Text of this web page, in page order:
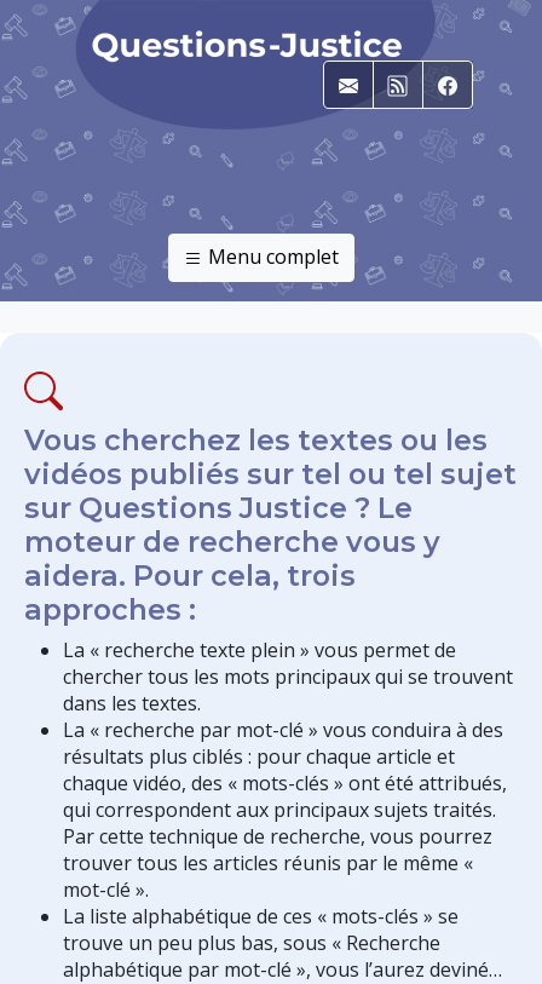
E-mailRSS
Menu complet
Vous cherchez les textes ou les
vidéos publiés sur tel ou tel sujet
sur Questions Justice ? Le
moteur de recherche vous y
aidera. Pour cela, trois
approches :
La « recherche texte plein » vous permet de
chercher tous les mots principaux qui se trouvent
dans les textes.
La « recherche par mot-clé » vous conduira à des
résultats plus ciblés : pour chaque article et
chaque vidéo, des « mots-clés » ont été attribués,
qui correspondent aux principaux sujets traités.
Par cette technique de recherche, vous pourrez
trouver tous les articles réunis par le même «
mot-clé ».
La liste alphabétique de ces « mots-clés » se
trouve un peu plus bas, sous « Recherche
alphabétique par mot-clé », vous l’aurez deviné…